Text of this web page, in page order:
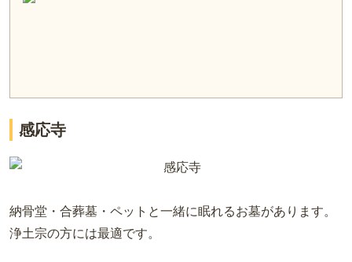
感応寺
納骨堂・合葬墓・ペットと一緒に眠れるお墓があります。
浄土宗の方には最適です。